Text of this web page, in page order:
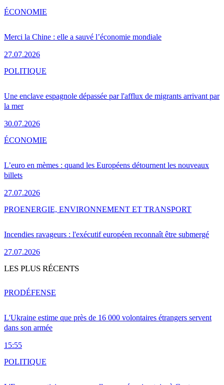
Merci la Chine : elle a sauvé l’économie mondiale
27.07.2026
ÉCONOMIE
Une enclave espagnole dépassée par l'afflux de migrants arrivant par
la mer
30.07.2026
POLITIQUE
L’euro en mèmes : quand les Européens détournent les nouveaux
billets
27.07.2026
ÉCONOMIE
Incendies ravageurs : l'exécutif européen reconnaît être submergé
27.07.2026
PROENERGIE, ENVIRONNEMENT ET TRANSPORT
LES PLUS RÉCENTS
L'Ukraine estime que près de 16 000 volontaires étrangers servent
dans son armée
15:55
PRODÉFENSE
POLITIQUE